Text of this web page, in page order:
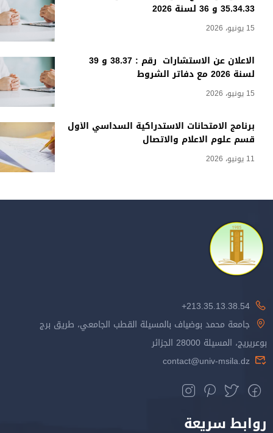
35.34.33 و 36 لسنة 2026
15 يونيو، 2026
الاعلان عن الاستشارات رقم : 38.37 و 39
لسنة 2026 مع دفاتر الشروط
15 يونيو، 2026
برنامج الامتحانات الاستدراكية السداسي الأول
قسم علوم الاعلام والاتصال
11 يونيو، 2026
213.35.13.38.54+
جامعة محمد بوضياف بالمسيلة القطب الجامعي، طريق برج
بوعريريج، المسيلة 28000 الجزائر
contact@univ-msila.dz
روابط سريعة